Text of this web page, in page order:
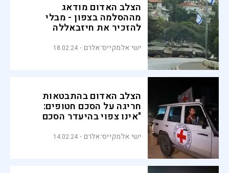
הצלב האדום מודאג
מההסלמה בצפון - מבלי
להזכיר את חיזבאללה
ישי אלמקייס־אלרם 18.02.24
הצלב האדום בהתבטאות
חריגה על הסכם חטופים:
"אינו צפוי בהיעדר הסכם
ישי אלמקייס־אלרם 14.02.24